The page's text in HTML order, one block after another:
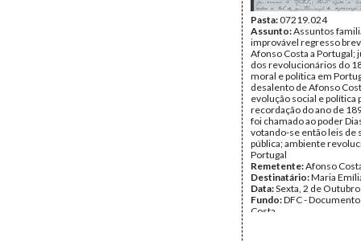
Pasta:07219.024
Assunto:Assuntos
improvável regresso
Afonso Costa a Portugal;
dos revolucionários do
moral e política em
desalento de Afonso
evolução social e política
recordação do ano de
foi chamado ao poder
votando-se então leis de
pública; ambiente
Portugal
Remetente:Afonso
Destinatário:Maria
Data:Sexta, 2 de
Fundo:DFC -
Costa